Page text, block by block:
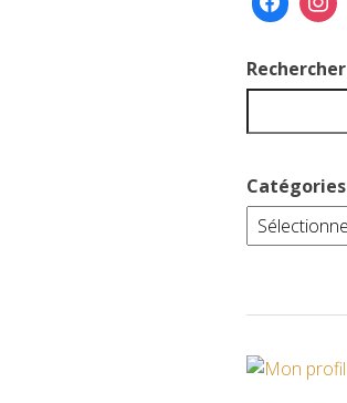
Rechercher
Catégories